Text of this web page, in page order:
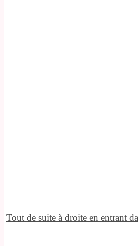
Tout de suite à droite en entrant